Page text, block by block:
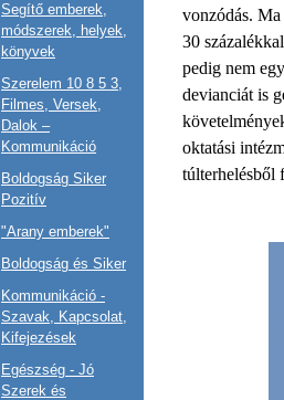
vonzódás.
30
pedig nem
devianciát is
oktatási
túlterhelésből
Segítő emberek,
módszerek, helyek,
könyvek
Szerelem 10 8 5 3,
Filmes, Versek,
Dalok –
Kommunikáció
Boldogság Siker
Pozitív
"Arany emberek"
Boldogság és Siker
Kommunikáció -
Szavak, Kapcsolat,
Kifejezések
Egészség - Jó
Szerek és